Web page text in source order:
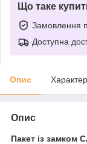
Що таке
Замовлення
Доступна
Опис
Опис
Пакет із замком